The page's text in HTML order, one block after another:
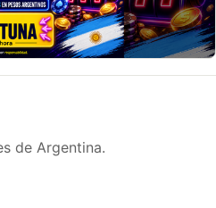
de Argentina.